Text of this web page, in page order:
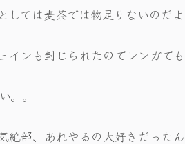
しては麦茶では物足りないのだ
インも封じられたのでレンガで
。。
絶部、あれやるの大好きだった